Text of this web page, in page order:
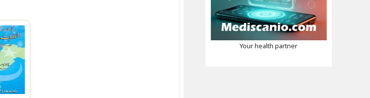
Your health partner